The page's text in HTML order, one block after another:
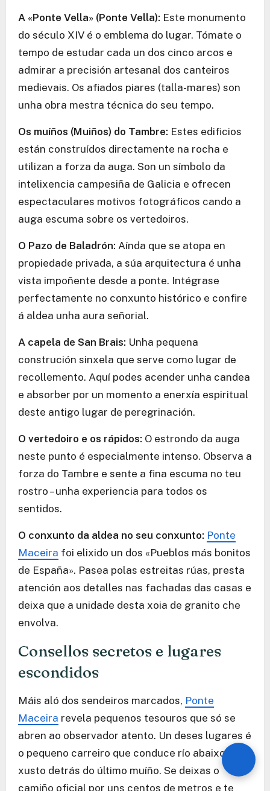
A «Ponte Vella» (Ponte Vella): Este monumento
do século XIV é o emblema do lugar. Tómate o
tempo de estudar cada un dos cinco arcos e
admirar a precisión artesanal dos canteiros
medievais. Os afiados piares (talla-mares) son
unha obra mestra técnica do seu tempo.
Os muíños (Muiños) do Tambre: Estes edificios
están construídos directamente na rocha e
utilizan a forza da auga. Son un símbolo da
intelixencia campesiña de Galicia e ofrecen
espectaculares motivos fotográficos cando a
auga escuma sobre os vertedoiros.
O Pazo de Baladrón: Aínda que se atopa en
propiedade privada, a súa arquitectura é unha
vista impoñente desde a ponte. Intégrase
perfectamente no conxunto histórico e confire
á aldea unha aura señorial.
A capela de San Brais: Unha pequena
construción sinxela que serve como lugar de
recollemento. Aquí podes acender unha candea
e absorber por un momento a enerxía espiritual
deste antigo lugar de peregrinación.
O vertedoiro e os rápidos: O estrondo da auga
neste punto é especialmente intenso. Observa a
forza do Tambre e sente a fina escuma no teu
rostro – unha experiencia para todos os
sentidos.
O conxunto da aldea no seu conxunto: Ponte
Maceira foi elixido un dos «Pueblos más bonitos
de España». Pasea polas estreitas rúas, presta
atención aos detalles nas fachadas das casas e
deixa que a unidade desta xoia de granito che
envolva.
Consellos secretos e lugares
escondidos
Máis aló dos sendeiros marcados, Ponte
Maceira revela pequenos tesouros que só se
abren ao observador atento. Un deses lugares é
o pequeno carreiro que conduce río abaixo
xusto detrás do último muíño. Se deixas o
camiño oficial por uns centos de metros e te